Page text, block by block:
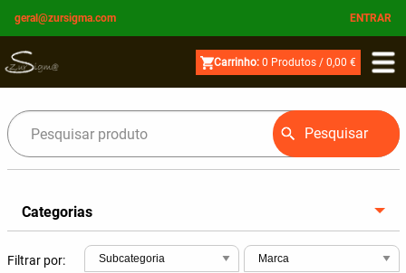
geral@zursigma.com ENTRAR
Carrinho: 0 Produtos / 0,00 €
Pesquisar
Categorias
Filtrar por: